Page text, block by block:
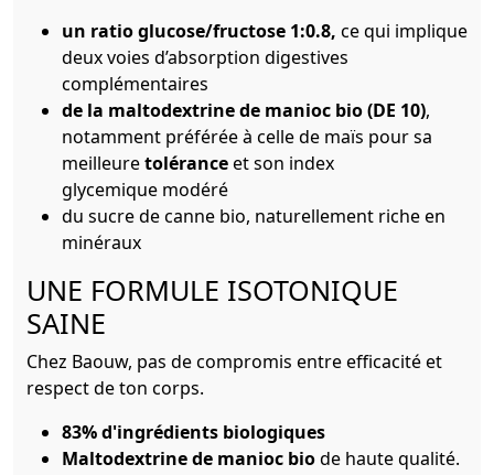
un ratio glucose/fructose 1:0.8, ce qui implique
deux voies d’absorption digestives
complémentaires
de la maltodextrine de manioc bio (DE 10),
notamment préférée à celle de maïs pour sa
meilleuretoléranceet son index
glycemique modéré
du sucre de canne bio, naturellement riche en
minéraux
UNE FORMULE ISOTONIQUE
SAINE
Chez Baouw, pas de compromis entre efficacité et
respect de ton corps.
83% d'ingrédients biologiques
Maltodextrine de manioc biode haute qualité.